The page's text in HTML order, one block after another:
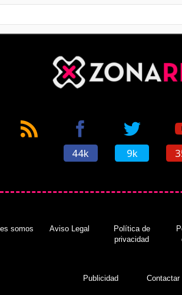
44k 9k
somos Aviso Legal
Política de
privacidad
Publicidad Contactar